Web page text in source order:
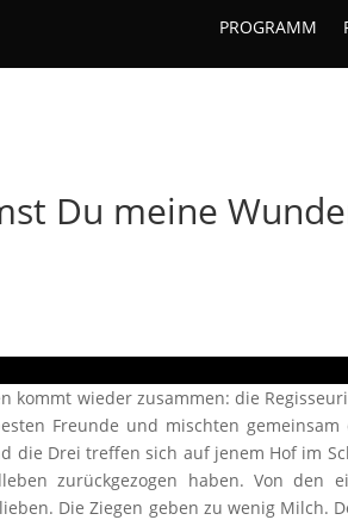
PROGRAMM
Du meine
kommt wieder zusammen: die
Freunde und mischten
die Drei treffen sich auf jenem Hof im
zurückgezogen haben. Von
Die Ziegen geben zu wenig Milch.